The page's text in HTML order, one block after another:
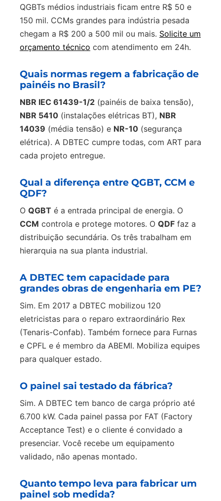
QGBTs médios industriais ficam entre R$ 50 e
150 mil. CCMs grandes para indústria pesada
chegam a R$ 200 a 500 mil ou mais. Solicite um
orçamento técnico com atendimento em 24h.
Quais normas regem a fabricação de
painéis no Brasil?
NBR IEC 61439-1/2 (painéis de baixa tensão),
NBR 5410 (instalações elétricas BT), NBR
14039 (média tensão) e NR-10 (segurança
elétrica). A DBTEC cumpre todas, com ART para
cada projeto entregue.
Qual a diferença entre QGBT, CCM e
QDF?
O QGBT é a entrada principal de energia. O
CCM controla e protege motores. O QDF faz a
distribuição secundária. Os três trabalham em
hierarquia na sua planta industrial.
A DBTEC tem capacidade para
grandes obras de engenharia em PE?
Sim. Em 2017 a DBTEC mobilizou 120
eletricistas para o reparo extraordinário Rex
(Tenaris-Confab). Também fornece para Furnas
e CPFL e é membro da ABEMI. Mobiliza equipes
para qualquer estado.
O painel sai testado da fábrica?
Sim. A DBTEC tem banco de carga próprio até
6.700 kW. Cada painel passa por FAT (Factory
Acceptance Test) e o cliente é convidado a
presenciar. Você recebe um equipamento
validado, não apenas montado.
Quanto tempo leva para fabricar um
painel sob medida?